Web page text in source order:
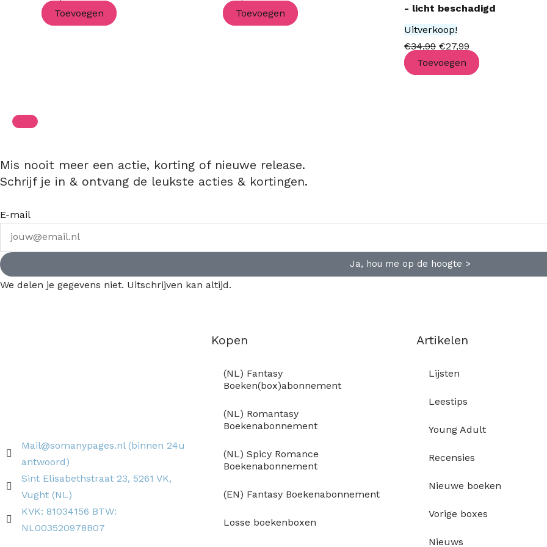
Toevoegen
Toevoegen
- licht beschadigd
Uitverkoop!
€34,99 €27,99
Toevoegen
Mis nooit meer een actie, korting of nieuwe release.
Schrijf je in & ontvang de leukste acties & kortingen.
E-mail
Ja, hou me op de hoogte >
We delen je gegevens niet. Uitschrijven kan altijd.
Mail@somanypages.nl (binnen 24u
antwoord)
Sint Elisabethstraat 23, 5261 VK,
Vught (NL)
KVK: 81034156 BTW:
NL003520978B07
Kopen
(NL) Fantasy
Boeken(box)abonnement
(NL) Romantasy
Boekenabonnement
(NL) Spicy Romance
Boekenabonnement
(EN) Fantasy Boekenabonnement
Losse boekenboxen
Artikelen
Lijsten
Leestips
Young Adult
Recensies
Nieuwe boeken
Vorige boxes
Nieuws